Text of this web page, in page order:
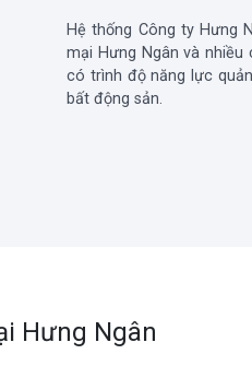
Hệ thống Công ty Hưng
mại Hưng Ngân và
có trình độ năng lực
bất động sản.
Hưng Ngân